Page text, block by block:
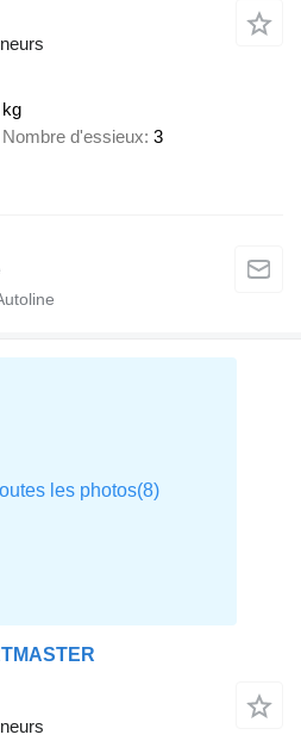
kg
Nombre d'essieux 3